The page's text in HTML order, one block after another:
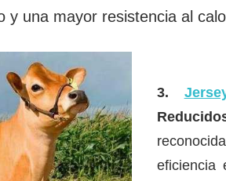
y una mayor resistencia al
3.
eficiencia